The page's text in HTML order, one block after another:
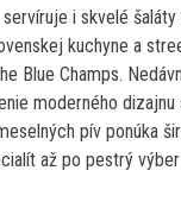
i skvelé šaláty
kuchyne a
Blue Champs.
moderného
pív ponúka
až po pestrý